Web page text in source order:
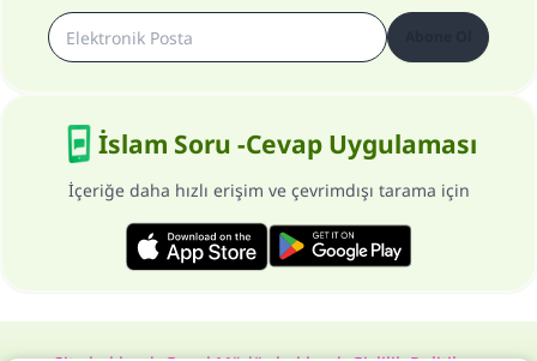
İslam Soru -Cevap Uygulaması
İçeriğe daha hızlı erişim ve çevrimdışı tarama için